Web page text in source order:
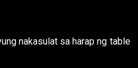
nakasulat sa harap ng table